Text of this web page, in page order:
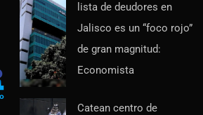
lista de deudores en
Jalisco es un “foco rojo”
de gran magnitud:
Economista
Catean centro de